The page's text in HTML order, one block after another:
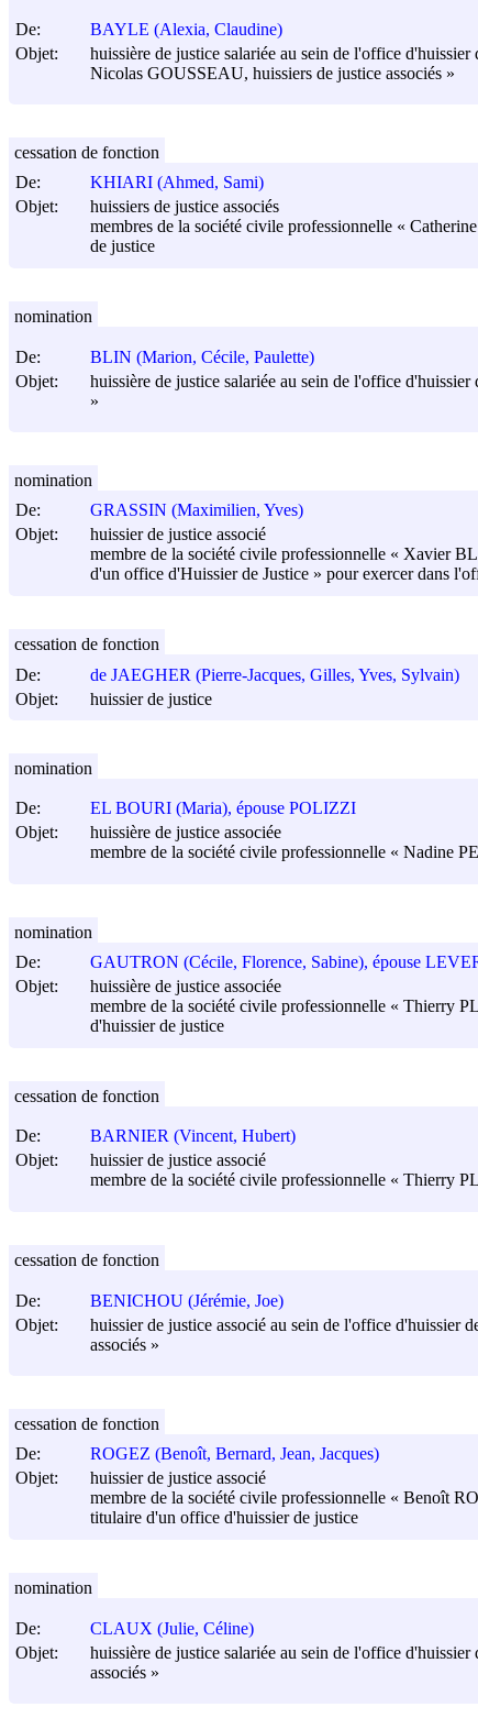
De:
BAYLE (Alexia, Claudine)
Objet:
huissière de justice salariée au sein de l'office
Nicolas GOUSSEAU, huissiers de justice associés »
De:
KHIARI (Ahmed, Sami)
Objet:
huissiers de justice associés
membres de la société civile professionnelle «
de justice
cessation de fonction
De:
BLIN (Marion, Cécile, Paulette)
Objet:
huissière de justice salariée au sein de l'office
»
nomination
De:
GRASSIN (Maximilien, Yves)
Objet:
huissier de justice associé
membre de la société civile professionnelle « Xavier
d'un office d'Huissier de Justice » pour exercer dans
nomination
De:
de JAEGHER (Pierre-Jacques, Gilles, Yves, Sylvain)
Objet:
huissier de justice
cessation de fonction
De:
EL BOURI (Maria), épouse POLIZZI
Objet:
huissière de justice associée
membre de la société civile professionnelle « Nadine
nomination
De:
GAUTRON (Cécile, Florence, Sabine), épouse
Objet:
huissière de justice associée
membre de la société civile professionnelle « Thierry
d'huissier de justice
nomination
De:
BARNIER (Vincent, Hubert)
Objet:
huissier de justice associé
membre de la société civile professionnelle « Thierry
cessation de fonction
De:
BENICHOU (Jérémie, Joe)
Objet:
huissier de justice associé au sein de l'office
associés »
cessation de fonction
De:
ROGEZ (Benoît, Bernard, Jean, Jacques)
Objet:
huissier de justice associé
membre de la société civile professionnelle « Benoît
titulaire d'un office d'huissier de justice
cessation de fonction
De:
CLAUX (Julie, Céline)
Objet:
huissière de justice salariée au sein de l'office
associés »
nomination